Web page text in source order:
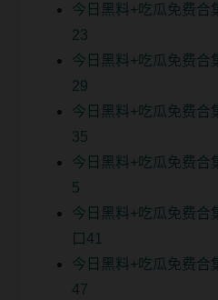
今日黑料+吃瓜免费合
23
今日黑料+吃瓜免费合
29
今日黑料+吃瓜免费合
35
今日黑料+吃瓜免费合
5
今日黑料+吃瓜免费合
口41
今日黑料+吃瓜免费合
47